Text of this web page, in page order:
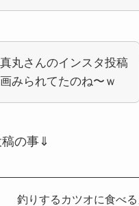
丸さんのインスタ投稿
みられてたのね〜ｗ
稿の事⇓
釣りするカツオに食べ